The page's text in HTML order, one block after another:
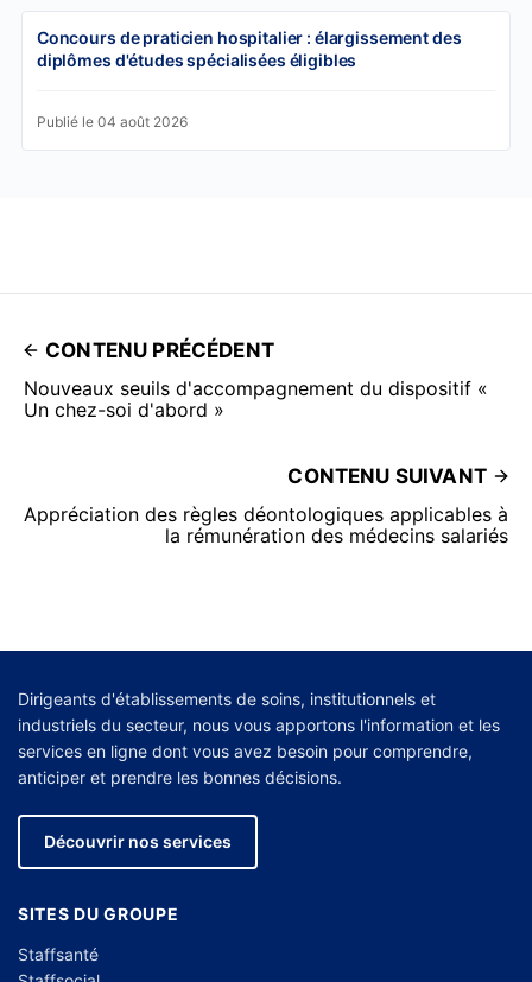
Concours de praticien hospitalier : élargissement des
diplômes d'études spécialisées éligibles
Publié le 04 août 2026
CONTENU PRÉCÉDENT
Nouveaux seuils d'accompagnement du dispositif «
Un chez-soi d'abord »
CONTENU SUIVANT
Appréciation des règles déontologiques applicables à
la rémunération des médecins salariés
Dirigeants d'établissements de soins, institutionnels et
industriels du secteur, nous vous apportons l'information et les
services en ligne dont vous avez besoin pour comprendre,
anticiper et prendre les bonnes décisions.
Découvrir nos services
SITES DU GROUPE
Staffsanté